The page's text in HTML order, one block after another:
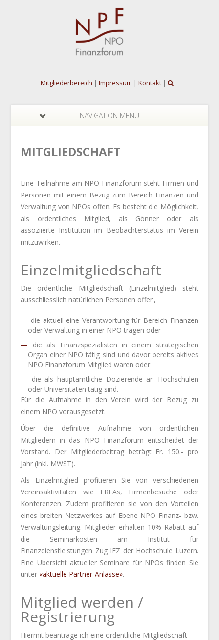
Mitgliederbereich | Impressum | Kontakt|
NAVIGATION MENU
MITGLIEDSCHAFT
Eine Teilnahme am NPO Finanzforum steht Firmen und
Personen mit einem Bezug zum Bereich Finanzen und
Verwaltung von NPOs offen. Es besteht die Möglichkeit,
als ordentliches Mitglied, als Gönner oder als
assoziierte Institution im Beobachterstatus im Verein
mitzuwirken.
Einzelmitgliedschaft
Die ordentliche Mitgliedschaft (Einzelmitglied) steht
ausschliesslich natürlichen Personen offen,
die aktuell eine Verantwortung für Bereich Finanzen
oder Verwaltung in einer NPO tragen oder
die als Finanzspezialisten in einem strategischen
Organ einer NPO tätig sind und davor bereits aktives
NPO Finanzforum Mitglied waren oder
die als hauptamtliche Dozierende an Hochschulen
oder Universitäten tätig sind.
Für die Aufnahme in den Verein wird der Bezug zu
einem NPO vorausgesetzt.
Über die definitive Aufnahme von ordentlichen
Mitgliedern in das NPO Finanzforum entscheidet der
Vorstand. Der Mitgliederbeitrag beträgt Fr. 150.- pro
Jahr (inkl. MWST).
Als Einzelmitglied profitieren Sie von verschiedenen
Vereinsaktivitäten wie ERFAs, Firmenbesuche oder
Konferenzen. Zudem profitieren sie von den Vorteilen
eines breiten Netzwerkes auf Ebene NPO Finanz- bzw.
Verwaltungsleitung. Mitglieder erhalten 10% Rabatt auf
die Seminarkosten am Institut für
Finanzdienstleistungen Zug IFZ der Hochschule Luzern.
Eine Übersicht aktueller Seminare für NPOs finden Sie
unter «aktuelle Partner-Anlässe».
Mitglied werden /
Registrierung
Hiermit beantrage ich eine ordentliche Mitgliedschaft